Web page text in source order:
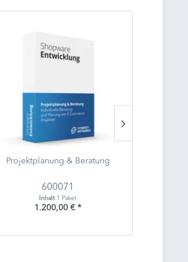
Projektplanung & Beratung
600071
Inhalt 1 Paket
1.200,00 € *